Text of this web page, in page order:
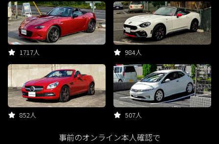
1717人 984人
852人 507人
事前のオンライン本人確認で